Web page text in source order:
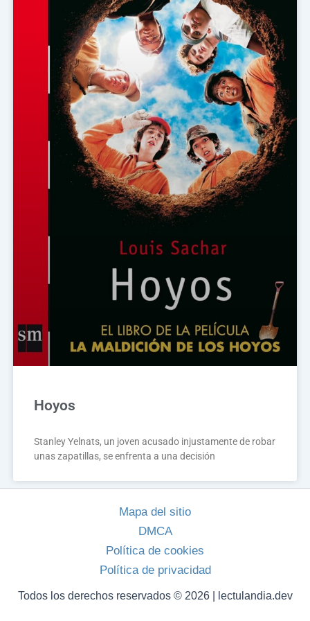
Hoyos
Stanley Yelnats, un joven acusado injustamente de robar
unas zapatillas, se enfrenta a una decisión
Mapa del sitio
DMCA
Política de cookies
Política de privacidad
Todos los derechos reservados © 2026 | lectulandia.dev